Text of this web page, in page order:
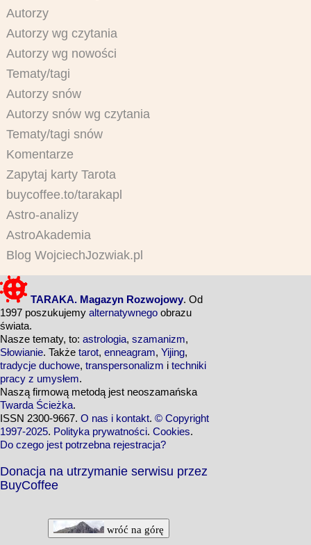
Autorzy
Autorzy wg czytania
Autorzy wg nowości
Tematy/tagi
Autorzy snów
Autorzy snów wg czytania
Tematy/tagi snów
Komentarze
Zapytaj karty Tarota
buycoffee.to/tarakapl
Astro-analizy
AstroAkademia
Blog WojciechJozwiak.pl
TARAKA. Magazyn Rozwojowy. Od
1997 poszukujemy alternatywnego obrazu
świata.
Nasze tematy, to: astrologia, szamanizm,
Słowianie. Także tarot, enneagram, Yijing,
tradycje duchowe, transpersonalizm i techniki
pracy z umysłem.
Naszą firmową metodą jest neoszamańska
Twarda Ścieżka.
ISSN 2300-9667. O nas i kontakt. © Copyright
1997-2025. Polityka prywatności. Cookies.
Do czego jest potrzebna rejestracja?
Donacja na utrzymanie serwisu przez
BuyCoffee
wróć na górę